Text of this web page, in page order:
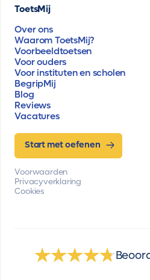
ToetsMij
Over ons
Waarom ToetsMij?
Voorbeeldtoetsen
Voor ouders
Voor instituten en scholen
BegripMij
Blog
Reviews
Vacatures
Start met oefenen
Voorwaarden
Privacyverklaring
Cookies